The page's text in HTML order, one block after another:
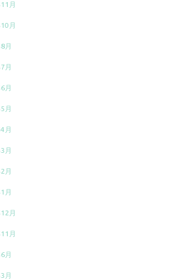
月
月
月
月
月
月
月
月
月
月
月
月
月
月